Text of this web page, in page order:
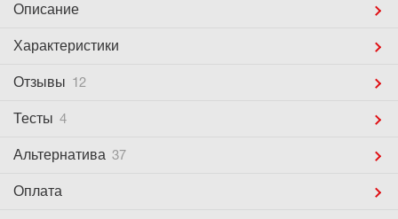
Описание
Характеристики
Отзывы 12
Тесты 4
Альтернатива 37
Оплата